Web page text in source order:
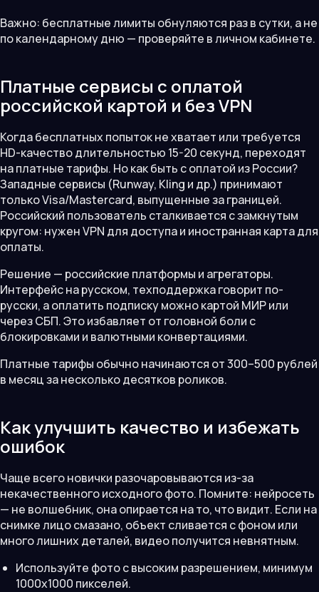
Важно: бесплатные лимиты обнуляются раз в сутки, а не
по календарному дню — проверяйте в личном кабинете.
Платные сервисы с оплатой
российской картой и без VPN
Когда бесплатных попыток не хватает или требуется
HD-качество длительностью 15-20 секунд, переходят
на платные тарифы. Но как быть с оплатой из России?
Западные сервисы (Runway, Kling и др.) принимают
только Visa/Mastercard, выпущенные за границей.
Российский пользователь сталкивается с замкнутым
кругом: нужен VPN для доступа и иностранная карта для
оплаты.
Решение — российские платформы и агрегаторы.
Интерфейс на русском, техподдержка говорит по-
русски, а оплатить подписку можно картой МИР или
через СБП. Это избавляет от головной боли с
блокировками и валютными конвертациями.
Платные тарифы обычно начинаются от 300–500 рублей
в месяц за несколько десятков роликов.
Как улучшить качество и избежать
ошибок
Чаще всего новички разочаровываются из-за
некачественного исходного фото. Помните: нейросеть
— не волшебник, она опирается на то, что видит. Если на
снимке лицо смазано, объект сливается с фоном или
много лишних деталей, видео получится невнятным.
Используйте фото с высоким разрешением, минимум
1000х1000 пикселей.